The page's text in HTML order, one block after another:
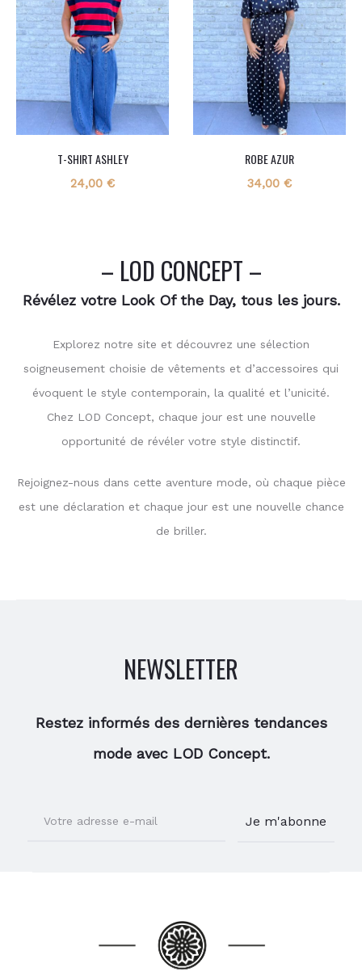
T-SHIRT ASHLEY
24,00 €
ROBE AZUR
34,00 €
– LOD CONCEPT –
Révélez votre Look Of the Day, tous les jours.
Explorez notre site et découvrez une sélection
soigneusement choisie de vêtements et d’accessoires qui
évoquent le style contemporain, la qualité et l’unicité.
Chez LOD Concept, chaque jour est une nouvelle
opportunité de révéler votre style distinctif.
Rejoignez-nous dans cette aventure mode, où chaque pièce
est une déclaration et chaque jour est une nouvelle chance
de briller.
NEWSLETTER
Restez informés des dernières tendances
mode avec LOD Concept.